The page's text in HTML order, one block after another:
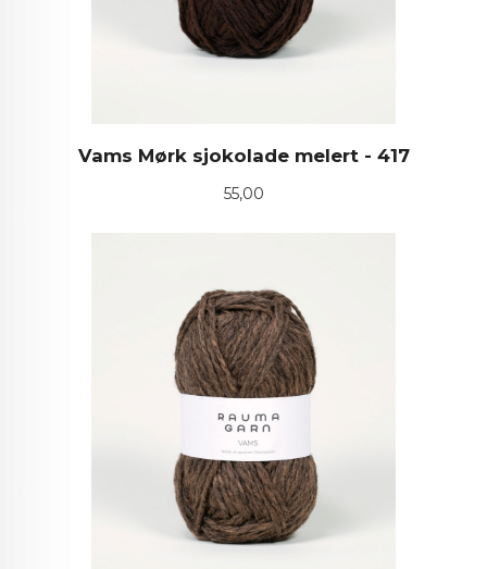
Vams Mørk sjokolade melert - 417
Pris
55,00